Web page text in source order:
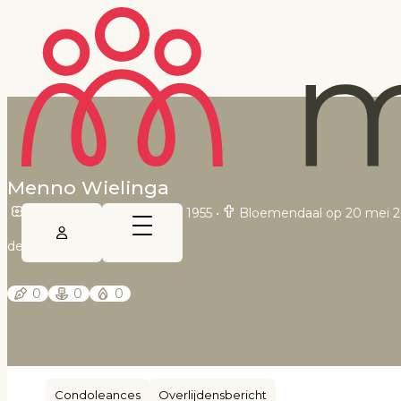
Menno Wielinga
Amsterdam op 25 januari 1955 • Bloemendaal op 20 mei
de Telegraaf
0 0 0
Condoleances Overlijdensbericht